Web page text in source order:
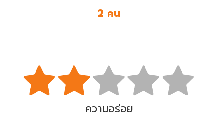
2 คน
ความอร่อย